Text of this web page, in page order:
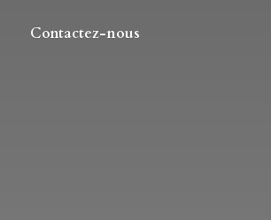
Contactez-nous